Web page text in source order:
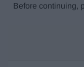
Before continuing,